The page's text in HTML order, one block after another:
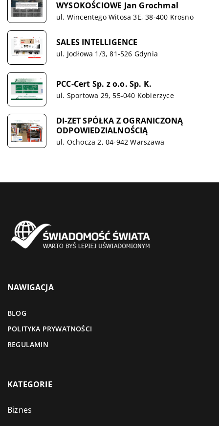
WYSOKOŚCIOWE Jan Grochmal
ul. Wincentego Witosa 3E, 38-400 Krosno
SALES INTELLIGENCE
ul. Jodłowa 1/3, 81-526 Gdynia
PCC-Cert Sp. z o.o. Sp. K.
ul. Sportowa 29, 55-040 Kobierzyce
DI-ZET SPÓŁKA Z OGRANICZONĄ
ODPOWIEDZIALNOŚCIĄ
ul. Ochocza 2, 04-942 Warszawa
NAWIGACJA
BLOG
POLITYKA PRYWATNOŚCI
REGULAMIN
KATEGORIE
Biznes